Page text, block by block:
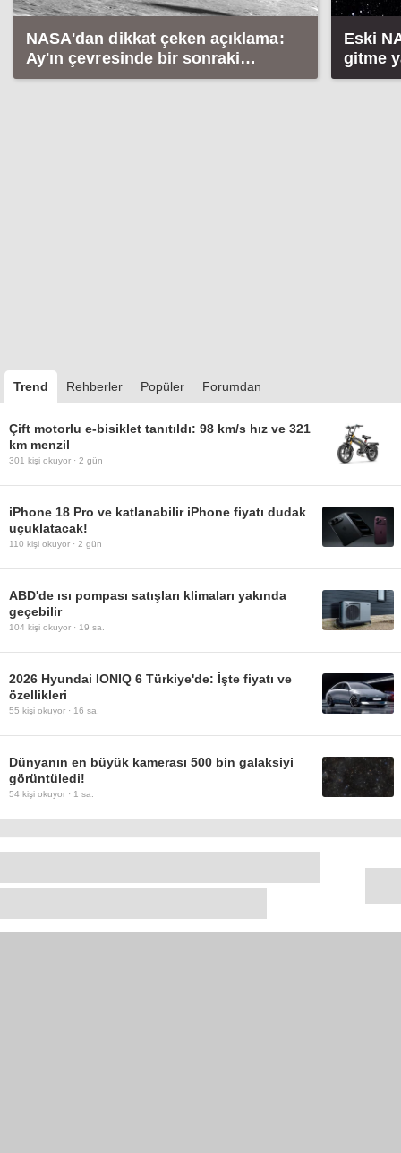
NASA'dan dikkat çeken açıklama:
Ay'ın çevresinde bir sonraki
insanlı uçuşu Çin yapacak
Eski
gitme
Trend Rehberler Popüler Forumdan
Çift motorlu e-bisiklet tanıtıldı: 98 km/s hız ve 321
km menzil
301 kişi okuyor · 2 gün
iPhone 18 Pro ve katlanabilir iPhone fiyatı dudak
uçuklatacak!
110 kişi okuyor · 2 gün
ABD'de ısı pompası satışları klimaları yakında
geçebilir
104 kişi okuyor · 19 sa.
2026 Hyundai IONIQ 6 Türkiye'de: İşte fiyatı ve
özellikleri
55 kişi okuyor · 16 sa.
Dünyanın en büyük kamerası 500 bin galaksiyi
görüntüledi!
54 kişi okuyor · 1 sa.